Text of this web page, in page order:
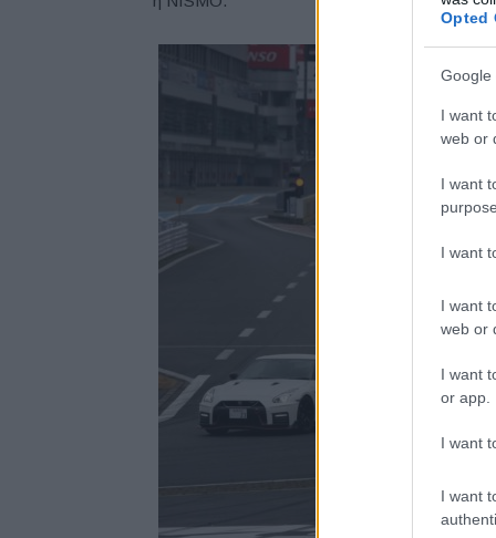
Opted
Google
I want
web or
I want
I want
I want
web or
I want
or app.
I want
I want